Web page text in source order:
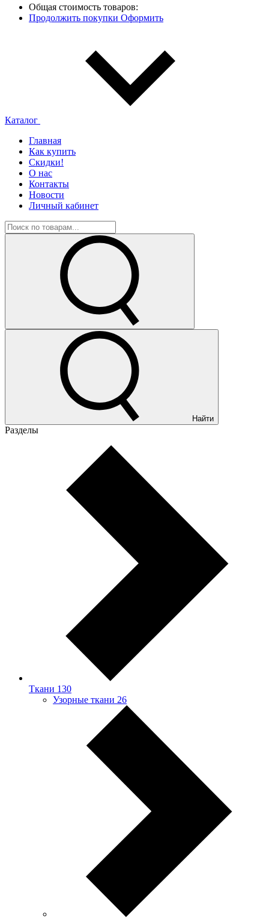
Общая стоимость товаров:
Продолжить покупки Оформить
Каталог
Главная
Как купить
Скидки!
О нас
Контакты
Новости
Личный кабинет
Найти
Разделы
Ткани 130
Узорные ткани 26